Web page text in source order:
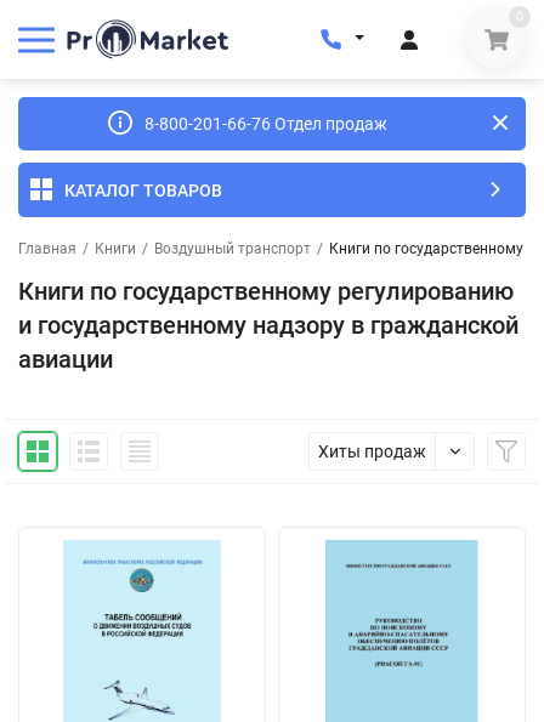
0
8-800-201-66-76 Отдел продаж
КАТАЛОГ ТОВАРОВ
Главная / Книги / Воздушный транспорт / Книги по государственному
Книги по государственному регулированию
и государственному надзору в гражданской
авиации
Хиты продаж